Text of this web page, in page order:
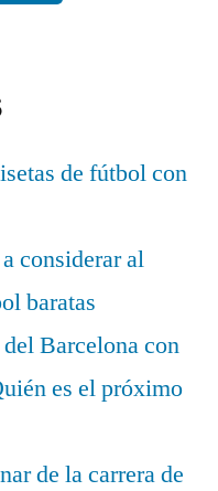
de fútbol con
considerar al
baratas
Barcelona con
es el próximo
de la carrera de